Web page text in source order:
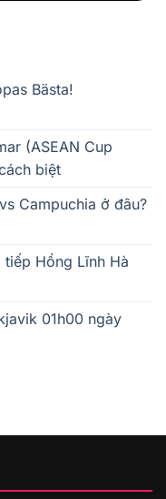
Bästa!
(ASEAN Cup
biệt
Campuchia ở đâu?
tiếp Hồng Lĩnh Hà
01h00 ngày